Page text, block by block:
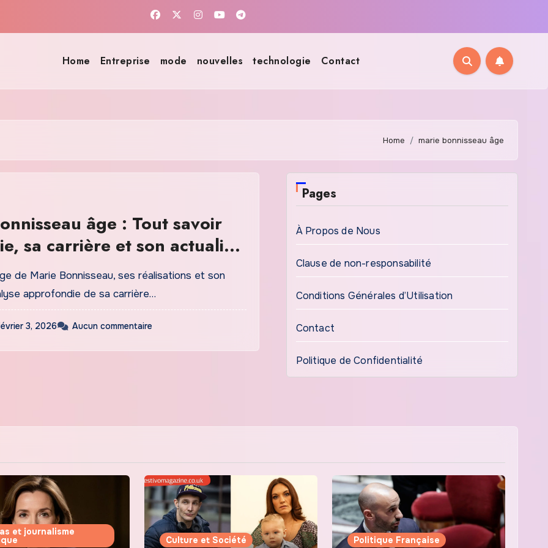
Home Entreprise mode nouvelles technologie Contact
Home marie bonnisseau âge
âge : Tout savoir
sa carrière et son actualité
de Marie Bonnisseau, ses réalisations et son
approfondie de sa carrière…
3, 2026 Aucun commentaire
Pages
À Propos de Nous
Clause de non-responsabilité
Conditions Générales d’Utilisation
Contact
Politique de Confidentialité
et journalisme
Culture et Société Politique Française